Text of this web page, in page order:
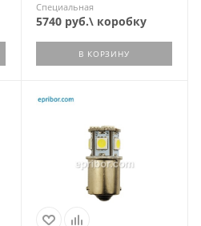
Специальная
5740 руб.\ коробку
В КОРЗИНУ